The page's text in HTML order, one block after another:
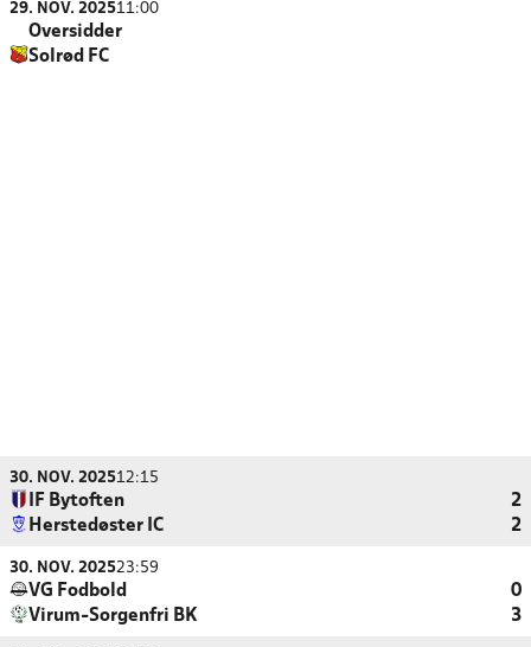
29. NOV. 202511:00
Oversidder
Solrød FC
30. NOV. 202512:15
IF Bytoften
2
Herstedøster IC
2
30. NOV. 202523:59
VG Fodbold
0
Virum-Sorgenfri BK
3